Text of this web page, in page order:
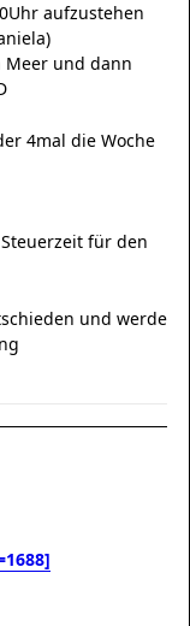
aufzustehen
Meer und dann
4mal die Woche
für den
und werde